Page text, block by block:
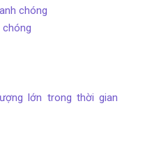
chóng
lớn trong thời gian